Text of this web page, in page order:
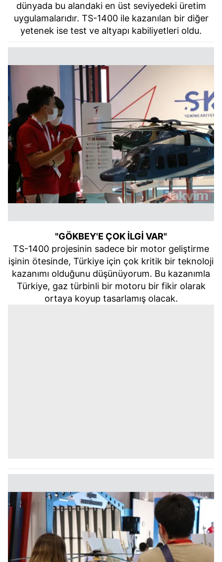
dünyada bu alandaki en üst seviyedeki üretim
uygulamalarıdır. TS-1400 ile kazanılan bir diğer
yetenek ise test ve altyapı kabiliyetleri oldu.
"GÖKBEY'E ÇOK İLGİ VAR"
TS-1400 projesinin sadece bir motor geliştirme
işinin ötesinde, Türkiye için çok kritik bir teknoloji
kazanımı olduğunu düşünüyorum. Bu kazanımla
Türkiye, gaz türbinli bir motoru bir fikir olarak
ortaya koyup tasarlamış olacak.